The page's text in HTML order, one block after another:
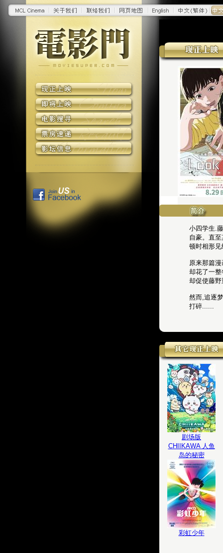
小四学生.
自豪。直
顿时相形
原来那篇
却花了一
却促使藤
然而,追逐
打碎......
剧场版
CHIIKAWA 人鱼
岛的秘密
彩虹少年